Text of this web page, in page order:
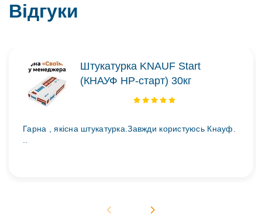
Відгуки
Штукатурка KNAUF Start
(КНАУФ НР-старт) 30кг
Гарна , якісна штукатурка.Завжди користуюсь Кнауф.
..